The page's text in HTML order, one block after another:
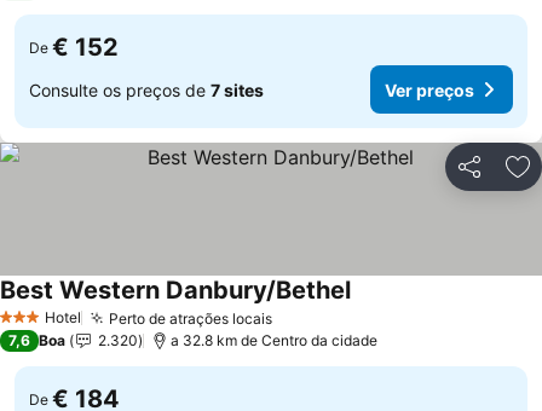
De € 152
Consulte os preços de 7 sites Ver preços
Partilhar
3 EstrelasHotel Perto de atrações locais
Best Western Danbury/Bethel
7,6 Boa 2.320 a 32.8 km de Centro da cidade
De € 184